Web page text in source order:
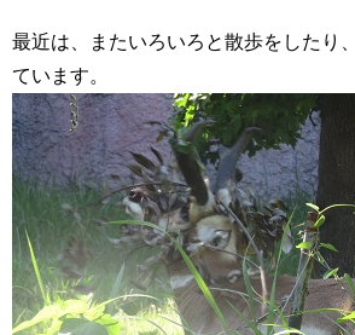
最近は、またいろいろと散歩をしたり
ています。